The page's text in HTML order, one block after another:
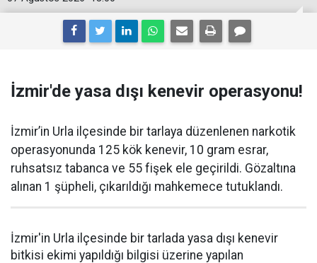
İzmir'de yasa dışı kenevir operasyonu!
İzmir’in Urla ilçesinde bir tarlaya düzenlenen narkotik
operasyonunda 125 kök kenevir, 10 gram esrar,
ruhsatsız tabanca ve 55 fişek ele geçirildi. Gözaltına
alınan 1 şüpheli, çıkarıldığı mahkemece tutuklandı.
İzmir'in Urla ilçesinde bir tarlada yasa dışı kenevir
bitkisi ekimi yapıldığı bilgisi üzerine yapılan